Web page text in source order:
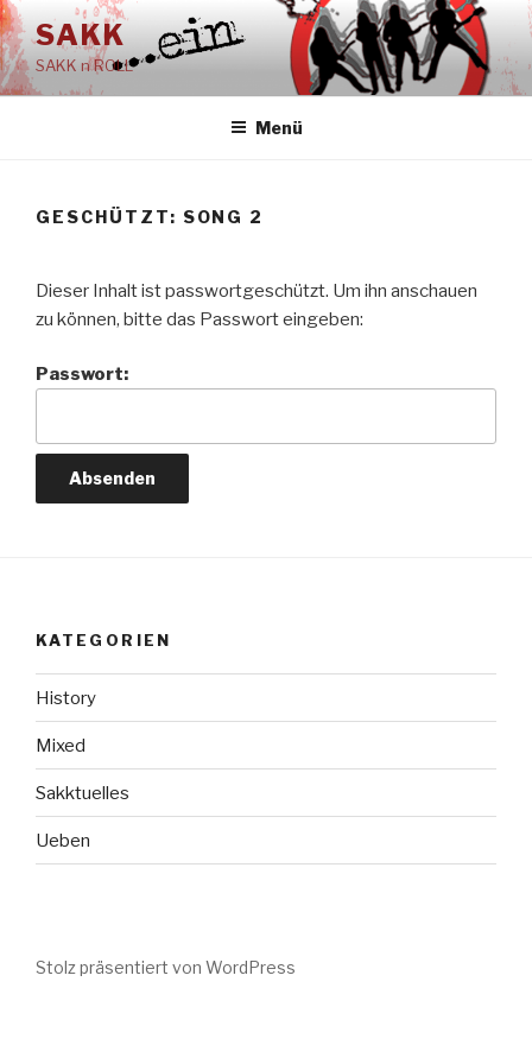
Zum
Inhalt
springen
SAKK
SAKK n ROLL
Menü
GESCHÜTZT: SONG 2
Dieser Inhalt ist passwortgeschützt. Um ihn anschauen
zu können, bitte das Passwort eingeben:
Passwort:
KATEGORIEN
History
Mixed
Sakktuelles
Ueben
Stolz präsentiert von WordPress